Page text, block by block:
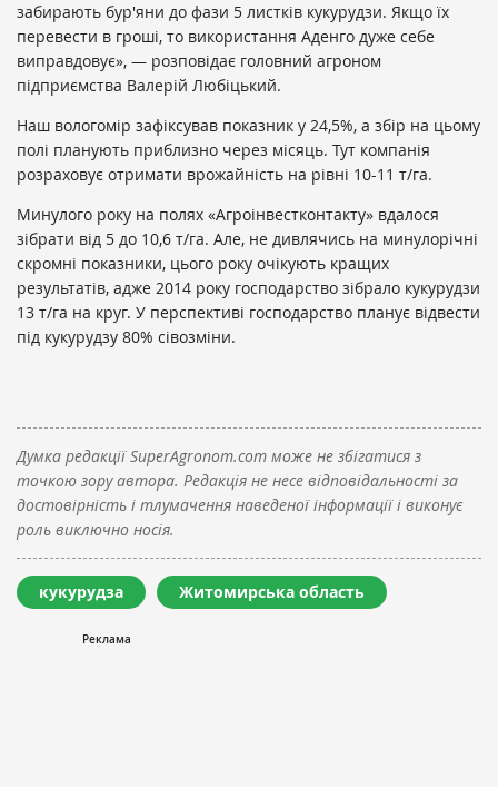
забирають бур'яни до фази 5 листків кукурудзи. Якщо їх
перевести в гроші, то використання Аденго дуже себе
виправдовує», — розповідає головний агроном
підприємства Валерій Любіцький.
Наш вологомір зафіксував показник у 24,5%, а збір на цьому
полі планують приблизно через місяць. Тут компанія
розраховує отримати врожайність на рівні 10-11 т/га.
Минулого року на полях «Агроінвестконтакту» вдалося
зібрати від 5 до 10,6 т/га. Але, не дивлячись на минулорічні
скромні показники, цього року очікують кращих
результатів, адже 2014 року господарство зібрало кукурудзи
13 т/га на круг. У перспективі господарство планує відвести
під кукурудзу 80% сівозміни.
Думка редакції SuperAgronom.com може не збігатися з
точкою зору автора. Редакція не несе відповідальності за
достовірність і тлумачення наведеної інформації і виконує
роль виключно носія.
кукурудза Житомирська область